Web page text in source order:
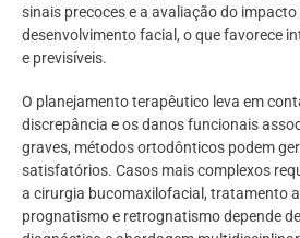
sinais precoces e a avaliação do
desenvolvimento facial, o que favorece
e previsíveis.
O planejamento terapêutico leva em
discrepância e os danos funcionais
graves, métodos ortodônticos podem
satisfatórios. Casos mais complexos
a cirurgia bucomaxilofacial, tratamento
prognatismo e retrognatismo depende